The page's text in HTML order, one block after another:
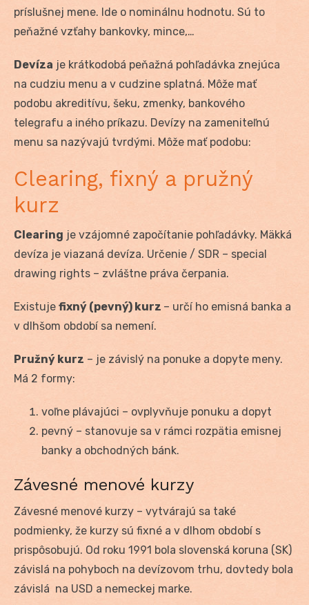
príslušnej mene. Ide o nominálnu hodnotu. Sú to
peňažné vzťahy bankovky, mince,…
Devíza je krátkodobá peňažná pohľadávka znejúca
na cudziu menu a v cudzine splatná. Môže mať
podobu akreditívu, šeku, zmenky, bankového
telegrafu a iného príkazu. Devízy na zameniteľnú
menu sa nazývajú tvrdými. Môže mať podobu:
Clearing, fixný a pružný
kurz
Clearing je vzájomné započítanie pohľadávky. Mäkká
devíza je viazaná devíza. Určenie / SDR – special
drawing rights – zvláštne práva čerpania.
Existuje fixný (pevný) kurz – určí ho emisná banka a
v dlhšom období sa nemení.
Pružný kurz – je závislý na ponuke a dopyte meny.
Má 2 formy:
voľne plávajúci – ovplyvňuje ponuku a dopyt
pevný – stanovuje sa v rámci rozpätia emisnej
banky a obchodných bánk.
Závesné menové kurzy
Závesné menové kurzy – vytvárajú sa také
podmienky, že kurzy sú fixné a v dlhom období s
prispôsobujú. Od roku 1991 bola slovenská koruna (SK)
závislá na pohyboch na devízovom trhu, dovtedy bola
závislá na USD a nemeckej marke.